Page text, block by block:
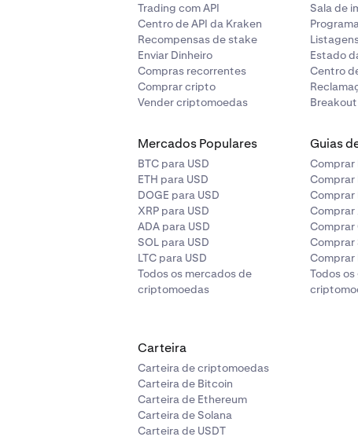
Trading com API
Centro de API da Kraken
Recompensas de stake
Enviar Dinheiro
Compras recorrentes
Comprar cripto
Vender criptomoedas
Sala de
Estado
Centro
Mercados Populares
BTC para USD
ETH para USD
DOGE para USD
XRP para USD
ADA para USD
SOL para USD
LTC para USD
Todos os mercados de
criptomoedas
Guias
Comprar
Comprar
Comprar
Comprar
Comprar
Comprar
Comprar
Todos
Carteira
Carteira de criptomoedas
Carteira de Bitcoin
Carteira de Ethereum
Carteira de Solana
Carteira de USDT